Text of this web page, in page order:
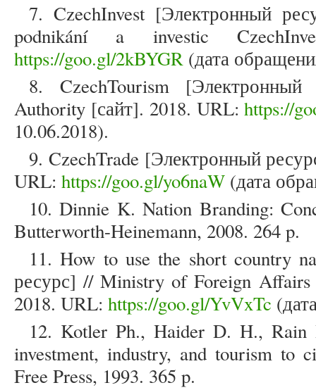
7. CzechInvest [Электронный
podnikání a investic
https://goo.gl/2kBYGR (дата
8. CzechTourism
Authority [сайт]. 2018. URL:https://
10.06.2018).
9. CzechTrade [Электронный
URL: https://goo.gl/yo6naW (дата
10. Dinnie K. Nation Branding:
Butterworth-Heinemann, 2008. 264 p.
11. How to use the short country
ресурс] // Ministry of Foreign
2018. URL: https://goo.gl/YvVxTc
12. Kotler Ph., Haider D. H., Rain
investment, industry, and tourism to
Free Press, 1993. 365 p.